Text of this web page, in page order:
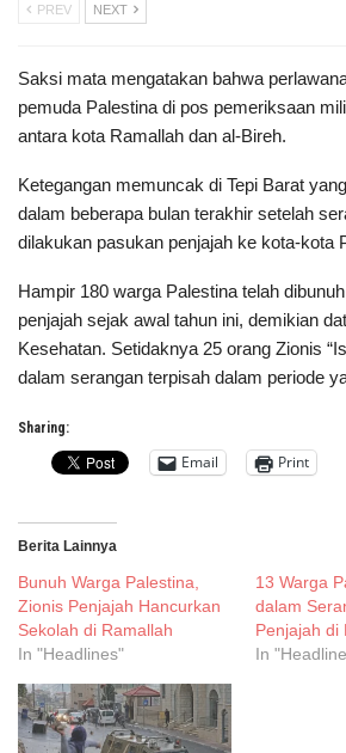
PREV NEXT
Saksi mata mengatakan bahwa
pemuda Palestina di pos pemeriksaan
antara kota Ramallah dan al-Bireh.
Ketegangan memuncak di Tepi Barat
dalam beberapa bulan terakhir setelah
dilakukan pasukan penjajah ke kota-kota
Hampir 180 warga Palestina telah
penjajah sejak awal tahun ini, demikian
Kesehatan. Setidaknya 25 orang Zionis
dalam serangan terpisah dalam periode
Sharing:
Email Print
Berita Lainnya
Bunuh Warga Palestina,
Zionis Penjajah Hancurkan
Sekolah di Ramallah
In "Headlines"
13 Warga
dalam
Penjajah di
In